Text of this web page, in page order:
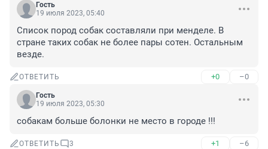
Гость
19 июля 2023, 05:40
Список пород собак составляли при менделе. В
стране таких собак не более пары сотен. Остальным
везде.
ОТВЕТИТЬ +0 –0
Гость
19 июля 2023, 05:30
собакам больше болонки не место в городе !!!
ОТВЕТИТЬ 3 +1 –6